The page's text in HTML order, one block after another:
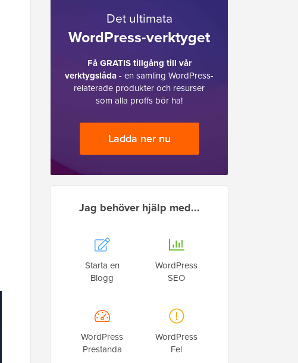
Det ultimata
WordPress-verktyget
Få GRATIS tillgång till vår
verktygslåda- en samling WordPress-
relaterade produkter och resurser
som alla proffs bör ha!
Ladda ner nu
Jag behöver hjälp med...
Starta en
Blogg
WordPress
SEO
WordPress
Prestanda
WordPress
Fel